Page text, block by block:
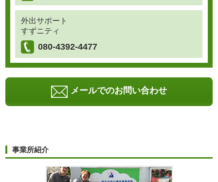
外出サポート
すずニティ
080-4392-4477
メールでのお問い合わせ
事業所紹介